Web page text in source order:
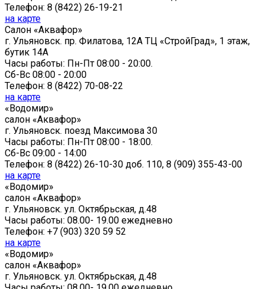
Телефон: 8 (8422) 26-19-21
на карте
Cалон «Аквафор»
г. Ульяновск. пр. Филатова, 12А ТЦ «СтройГрад», 1 этаж,
бутик 14А
Часы работы: Пн-Пт 08:00 - 20:00.
Сб-Вс 08:00 - 20:00
Телефон: 8 (8422) 70-08-22
на карте
«Водомир»
cалон «Аквафор»
г. Ульяновск. поезд Максимова 30
Часы работы: Пн-Пт 08:00 - 18:00.
Сб-Вс 09:00 - 14:00
Телефон: 8 (8422) 26-10-30 доб. 110, 8 (909) 355-43-00
на карте
«Водомир»
cалон «Аквафор»
г. Ульяновск. ул. Октябрьская, д.48
Часы работы: 08.00- 19.00 ежедневно
Телефон: +7 (903) 320 59 52
на карте
«Водомир»
cалон «Аквафор»
г. Ульяновск. ул. Октябрьская, д.48